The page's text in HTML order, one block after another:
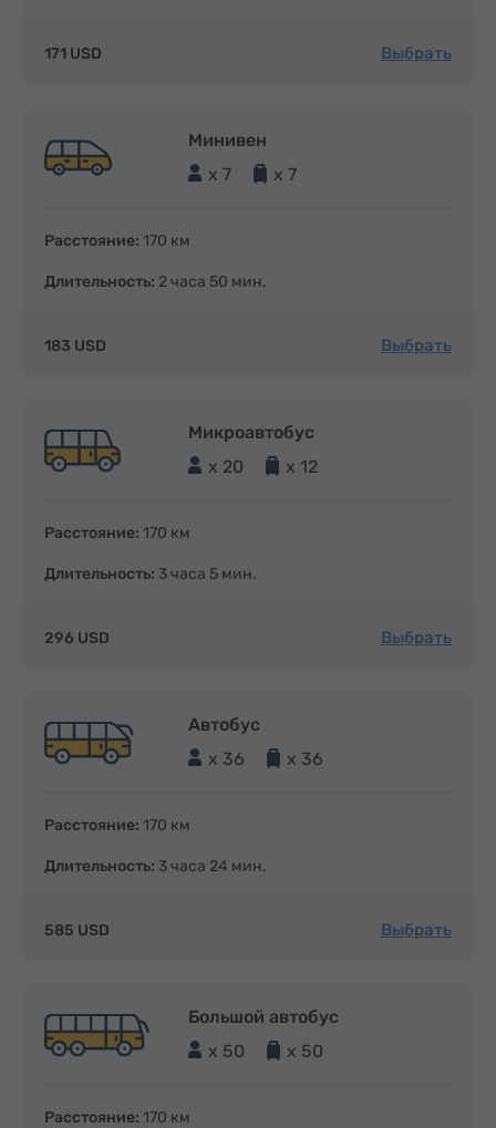
171 USD Выбрать
Минивен
x 7
x 7
Расстояние: 170 км
Длительность: 2 часа 50 мин.
183 USD Выбрать
Микроавтобус
x 20
x 12
Расстояние: 170 км
Длительность: 3 часа 5 мин.
296 USD Выбрать
Автобус
x 36
x 36
Расстояние: 170 км
Длительность: 3 часа 24 мин.
585 USD Выбрать
Большой автобус
x 50
x 50
Расстояние: 170 км